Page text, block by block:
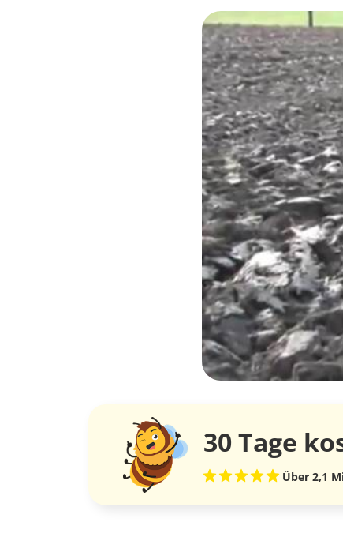
30 Tage
Über 2,1